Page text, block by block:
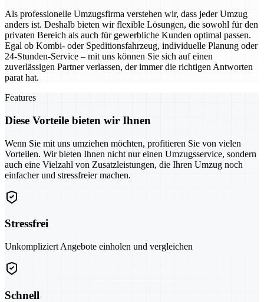
Als professionelle Umzugsfirma verstehen wir, dass jeder Umzug
anders ist. Deshalb bieten wir flexible Lösungen, die sowohl für den
privaten Bereich als auch für gewerbliche Kunden optimal passen.
Egal ob Kombi- oder Speditionsfahrzeug, individuelle Planung oder
24-Stunden-Service – mit uns können Sie sich auf einen
zuverlässigen Partner verlassen, der immer die richtigen Antworten
parat hat.
Features
Diese Vorteile bieten wir Ihnen
Wenn Sie mit uns umziehen möchten, profitieren Sie von vielen
Vorteilen. Wir bieten Ihnen nicht nur einen Umzugsservice, sondern
auch eine Vielzahl von Zusatzleistungen, die Ihren Umzug noch
einfacher und stressfreier machen.
Stressfrei
Unkompliziert Angebote einholen und vergleichen
Schnell